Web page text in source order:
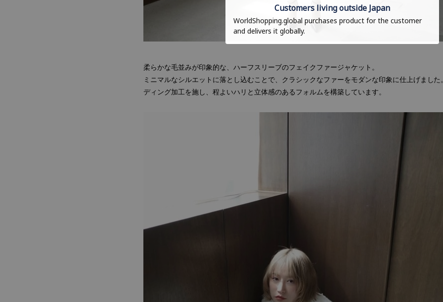
柔らかな毛並みが印象的な、ハーフスリーブのフェイクファージャケット。
ミニマルなシルエットに落とし込むことで、クラシックなファーをモダンな印象に仕上げました
ディング加工を施し、程よいハリと立体感のあるフォルムを構築しています。